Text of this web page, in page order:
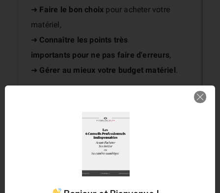
➜ Faire le bon choix pour acheter votre
matériel,
➜ Connaître les points très
importants pour ne pas faire d'erreurs,
➜ Gérer au mieux votre budget matériel .